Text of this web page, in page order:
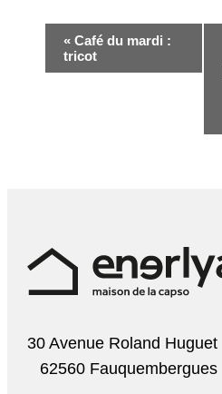
Navigation
Évènement
« Café du mardi :
tricot
30 Avenue Roland Huguet
62560 Fauquembergues